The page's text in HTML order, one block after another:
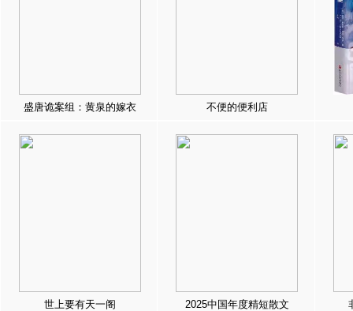
盛唐诡案组：黄泉的嫁衣 不便的便利店
世上要有天一阁 2025中国年度精短散文